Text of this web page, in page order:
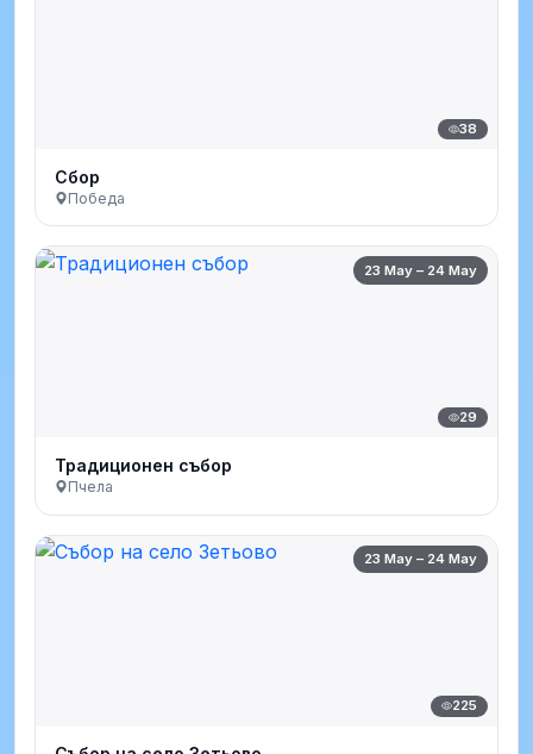
38
Сбор
Победа
23 May – 24 May
29
Традиционен събор
Пчела
23 May – 24 May
225